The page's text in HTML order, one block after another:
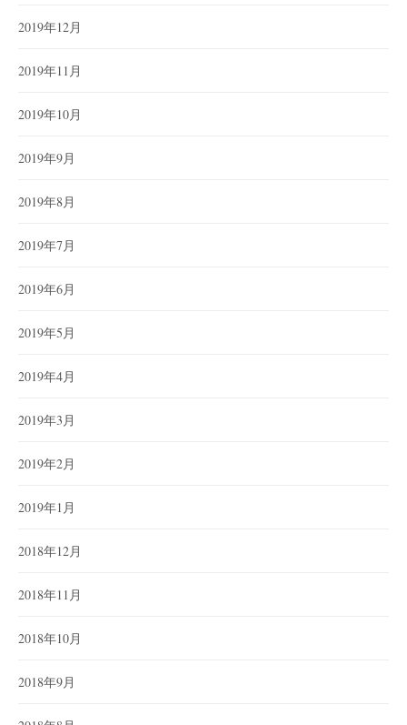
2019年12月
2019年11月
2019年10月
2019年9月
2019年8月
2019年7月
2019年6月
2019年5月
2019年4月
2019年3月
2019年2月
2019年1月
2018年12月
2018年11月
2018年10月
2018年9月